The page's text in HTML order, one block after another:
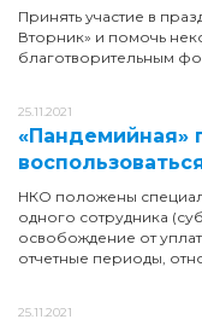
Принять участие в
Вторник» и помочь
благотворительным
25.11.2021
«Пандемийная»
НКО положены
одного сотрудника
освобождение от
отчетные периоды,
25.11.2021